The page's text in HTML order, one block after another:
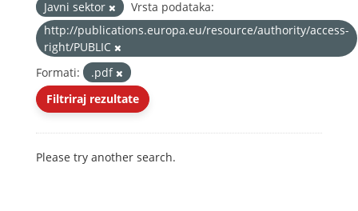
Javni sektor
Vrsta podataka:
http://publications.europa.eu/resource/authority/access-
right/PUBLIC
Formati:
.pdf
Filtriraj rezultate
Please try another search.